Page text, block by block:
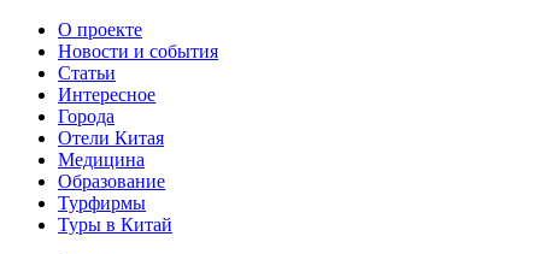
О проекте
Новости и события
Статьи
Интересное
Города
Отели Китая
Медицина
Образование
Турфирмы
Туры в Китай